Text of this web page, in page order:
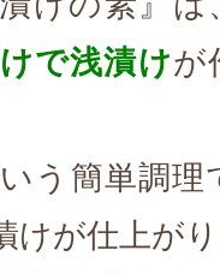
で浅漬けが
う簡単調理
けが仕上が